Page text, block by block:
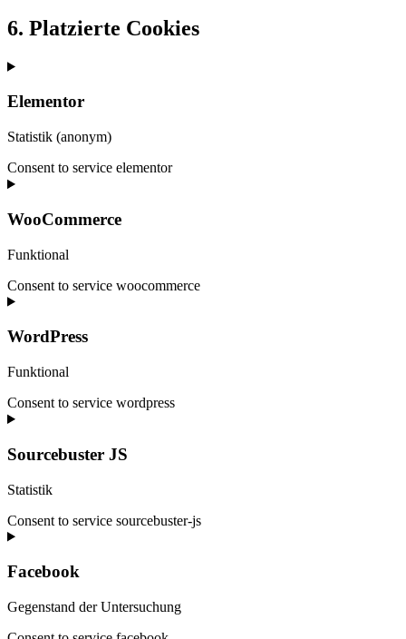
6. Platzierte Cookies
Elementor
Statistik (anonym)
Consent to service elementor
WooCommerce
Funktional
Consent to service woocommerce
WordPress
Funktional
Consent to service wordpress
Sourcebuster JS
Statistik
Consent to service sourcebuster-js
Facebook
Gegenstand der Untersuchung